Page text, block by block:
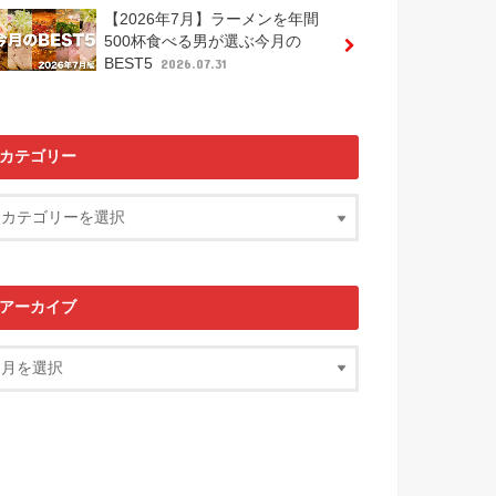
【2026年7月】ラーメンを年間
500杯食べる男が選ぶ今月の
BEST5 2026.07.31
テゴリー
ーカイブ